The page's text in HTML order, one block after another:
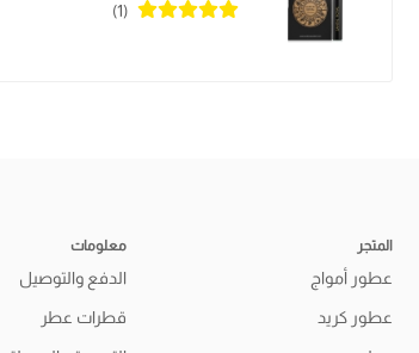
(1)
المتجر
عطور أمواج
عطور كريد
معلومات
الدفع والتوصيل
قطرات عطر